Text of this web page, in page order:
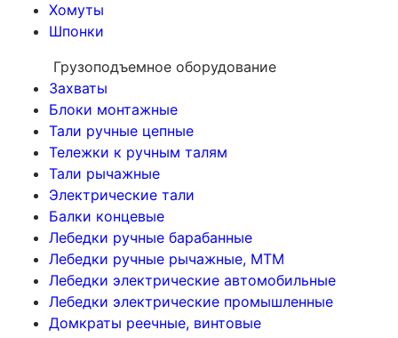
Хомуты
Шпонки
Грузоподъемное оборудование
Захваты
Блоки монтажные
Тали ручные цепные
Тележки к ручным талям
Тали рычажные
Электрические тали
Балки концевые
Лебедки ручные барабанные
Лебедки ручные рычажные, МТМ
Лебедки электрические автомобильные
Лебедки электрические промышленные
Домкраты реечные, винтовые